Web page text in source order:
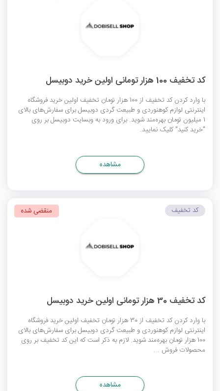
کد تخفیف 100 هزار تومانی اولین خرید دوبیسل
با وارد کردن کد تخفیف از 100 هزار تومان تخفیف اولین خرید فروشگاه
اینترنتی لوازم کوهنوردی و طبیعت گردی دوبیسل برای سفارش‌های بالای
1 میلیون تومان بهره‌مند شوید. برای ورود به وبسایت دوبیسل بر روی
"خرید کنید" کلیک نمایید.
مشاهده
کد تخفیف 30 هزار تومانی اولین خرید دوبیسل
با وارد کردن کد تخفیف از 30 هزار تومان تخفیف اولین خرید فروشگاه
اینترنتی لوازم کوهنوردی و طبیعت گردی دوبیسل برای سفارش‌های بالای
100 هزار تومان بهره‌مند شوید. لازم به ذکر است که این کد تخفیف بر روی
محصولات فروش ...
کد تخفیف منقضی شده
مشاهده